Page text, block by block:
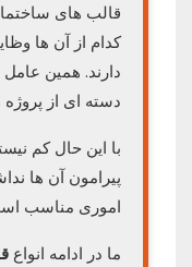
قالب های
کدام از آن ها
دارند. همین
دسته ای از
با این حال کم
پیرامون آن ها
اموری مناسب
ما در ادامه انواع